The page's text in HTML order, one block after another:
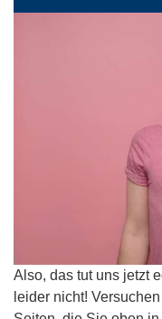
Also, das tut uns jetzt
leider nicht!